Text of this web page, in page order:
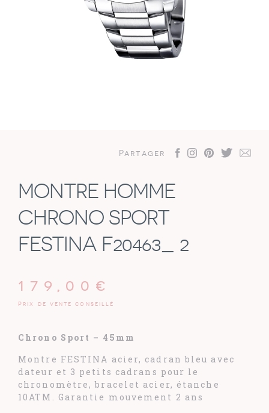
Partager
MONTRE HOMME
CHRONO SPORT
FESTINA F20463_ 2
179,00 €
Prix de vente conseillé
Chrono Sport – 45mm
Montre FESTINA acier, cadran bleu avec
dateur et 3 petits cadrans pour le
chronomètre, bracelet acier, étanche
10ATM. Garantie mouvement 2 ans